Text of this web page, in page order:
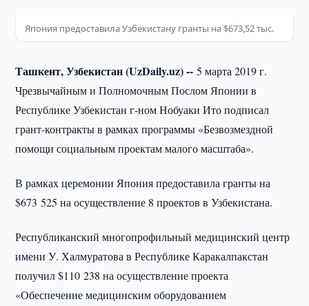
Япония предоставила Узбекистану гранты на $673,52 тыс.
Ташкент, Узбекистан (UzDaily.uz) --5 марта 2019 г.
Чрезвычайным и Полномочным Послом Японии в
Республике Узбекистан г-ном Нобуаки Ито подписал
грант-контракты в рамках программы «Безвозмездной
помощи социальным проектам малого масштаба».
В рамках церемонии Япония предоставила гранты на
$673 525 на осуществление 8 проектов в Узбекистана.
Республиканский многопрофильный медицинский центр
имени У. Халмуратова в Республике Каракалпакстан
получил $110 238 на осуществление проекта
«Обеспечение медицинским оборудованием